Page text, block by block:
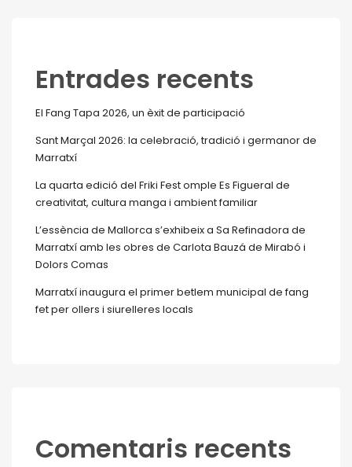
Entrades recents
El Fang Tapa 2026, un èxit de participació
Sant Marçal 2026: la celebració, tradició i germanor de
Marratxí
La quarta edició del Friki Fest omple Es Figueral de
creativitat, cultura manga i ambient familiar
L’essència de Mallorca s’exhibeix a Sa Refinadora de
Marratxí amb les obres de Carlota Bauzá de Mirabó i
Dolors Comas
Marratxí inaugura el primer betlem municipal de fang
fet per ollers i siurelleres locals
Comentaris recents